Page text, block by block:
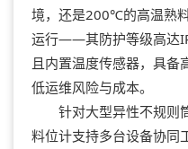
境，还是200℃的高温熟
运行——其防护等级高达
且内置温度传感器，具备
低运维风险与成本。
针对大型异性不规则
料位计支持多台设备协同